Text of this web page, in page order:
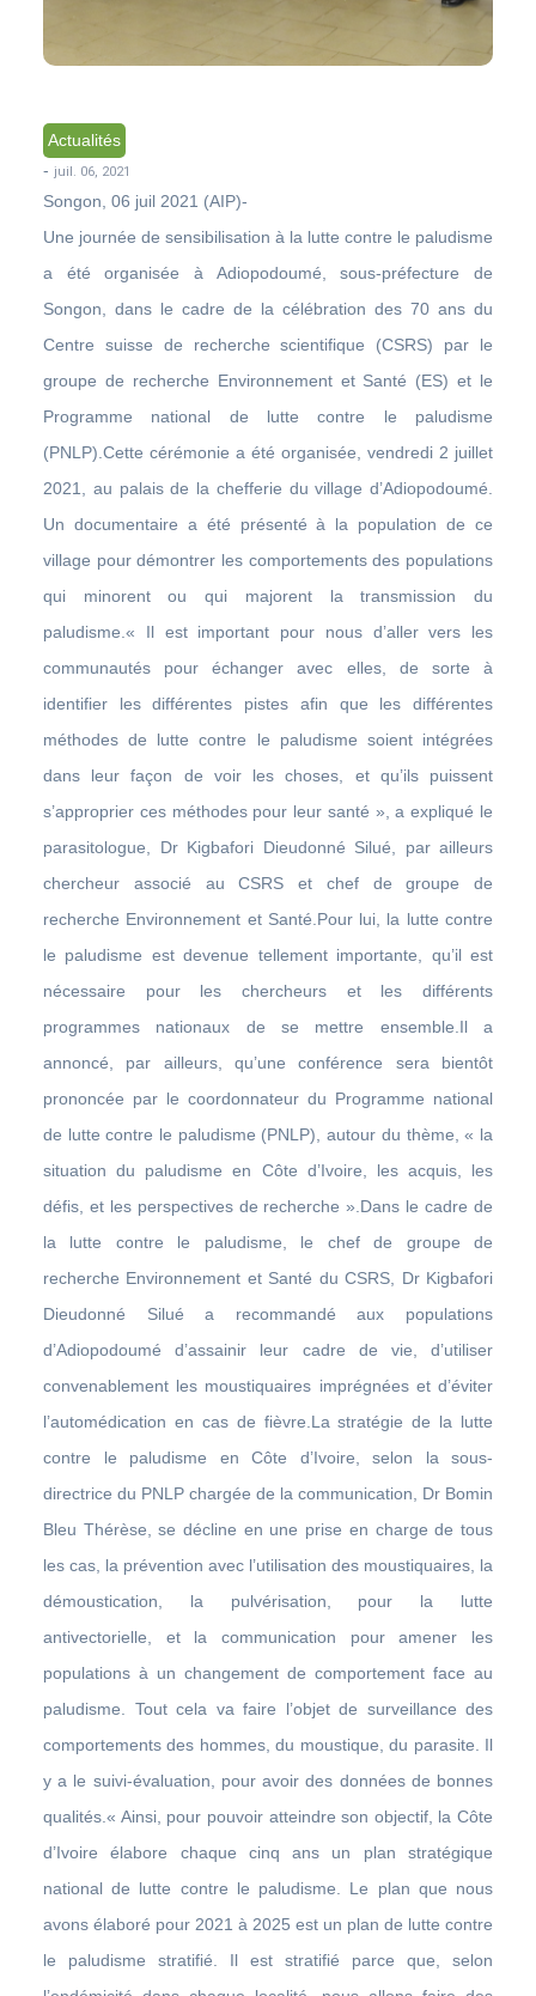
Actualités
- juil. 06, 2021
Songon, 06 juil 2021 (AIP)-
Une journée de sensibilisation à la lutte contre le paludisme
a été organisée à Adiopodoumé, sous-préfecture de
Songon, dans le cadre de la célébration des 70 ans du
Centre suisse de recherche scientifique (CSRS) par le
groupe de recherche Environnement et Santé (ES) et le
Programme national de lutte contre le paludisme
(PNLP).Cette cérémonie a été organisée, vendredi 2 juillet
2021, au palais de la chefferie du village d’Adiopodoumé.
Un documentaire a été présenté à la population de ce
village pour démontrer les comportements des populations
qui minorent ou qui majorent la transmission du
paludisme.« Il est important pour nous d’aller vers les
communautés pour échanger avec elles, de sorte à
identifier les différentes pistes afin que les différentes
méthodes de lutte contre le paludisme soient intégrées
dans leur façon de voir les choses, et qu’ils puissent
s’approprier ces méthodes pour leur santé », a expliqué le
parasitologue, Dr Kigbafori Dieudonné Silué, par ailleurs
chercheur associé au CSRS et chef de groupe de
recherche Environnement et Santé.Pour lui, la lutte contre
le paludisme est devenue tellement importante, qu’il est
nécessaire pour les chercheurs et les différents
programmes nationaux de se mettre ensemble.Il a
annoncé, par ailleurs, qu’une conférence sera bientôt
prononcée par le coordonnateur du Programme national
de lutte contre le paludisme (PNLP), autour du thème, « la
situation du paludisme en Côte d’Ivoire, les acquis, les
défis, et les perspectives de recherche ».Dans le cadre de
la lutte contre le paludisme, le chef de groupe de
recherche Environnement et Santé du CSRS, Dr Kigbafori
Dieudonné Silué a recommandé aux populations
d’Adiopodoumé d’assainir leur cadre de vie, d’utiliser
convenablement les moustiquaires imprégnées et d’éviter
l’automédication en cas de fièvre.La stratégie de la lutte
contre le paludisme en Côte d’Ivoire, selon la sous-
directrice du PNLP chargée de la communication, Dr Bomin
Bleu Thérèse, se décline en une prise en charge de tous
les cas, la prévention avec l’utilisation des moustiquaires, la
démoustication, la pulvérisation, pour la lutte
antivectorielle, et la communication pour amener les
populations à un changement de comportement face au
paludisme. Tout cela va faire l’objet de surveillance des
comportements des hommes, du moustique, du parasite. Il
y a le suivi-évaluation, pour avoir des données de bonnes
qualités.« Ainsi, pour pouvoir atteindre son objectif, la Côte
d’Ivoire élabore chaque cinq ans un plan stratégique
national de lutte contre le paludisme. Le plan que nous
avons élaboré pour 2021 à 2025 est un plan de lutte contre
le paludisme stratifié. Il est stratifié parce que, selon